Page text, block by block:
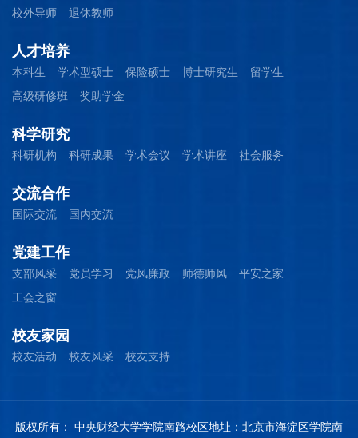
校外导师
退休教师
人才培养
本科生 学术型硕士 保险硕士 博士研究生
留学生
高级研修班
奖助学金
科学研究
科研机构 科研成果 学术会议 学术讲座 社会服务
交流合作
国际交流 国内交流
党建工作
支部风采 党员学习 党风廉政 师德师风
平安之家
工会之窗
校友家园
校友活动 校友风采 校友支持
版权所有： 中央财经大学学院南路校区地址：北京市海淀区学院南